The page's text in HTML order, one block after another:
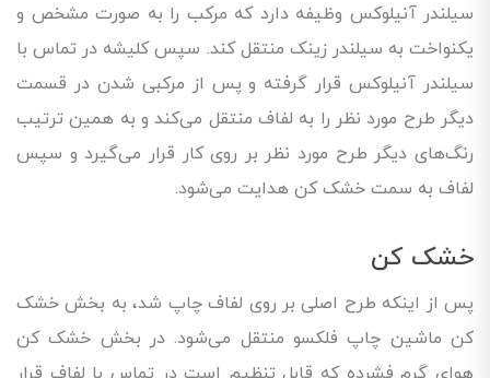
سیلندر آنیلوکس وظیفه دارد که مرکب را به صورت مشخص و
یکنواخت به سیلندر زینک منتقل کند. سپس کلیشه در تماس با
سیلندر آنیلوکس قرار گرفته و پس از مرکبی شدن در قسمت
دیگر طرح مورد نظر را به لفاف منتقل می‌کند و به همین ترتیب
رنگ‌های دیگر طرح مورد نظر بر روی کار قرار می‌گیرد و سپس
لفاف به سمت خشک کن هدایت می‌شود.
خشک کن
پس از اینکه طرح اصلی بر روی لفاف چاپ شد، به بخش خشک
کن ماشین چاپ فلکسو منتقل می‌شود. در بخش خشک کن
هوای گرم فشرده که قابل تنظیم است در تماس با لفاف قرار